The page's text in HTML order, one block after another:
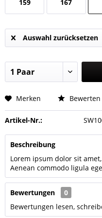
159 167
Auswahl zurücksetzen
Merken Bewerten
Artikel-Nr.:
Beschreibung
Lorem ipsum dolor sit
Aenean commodo ligula
Bewertungen
0
Bewertungen lesen,